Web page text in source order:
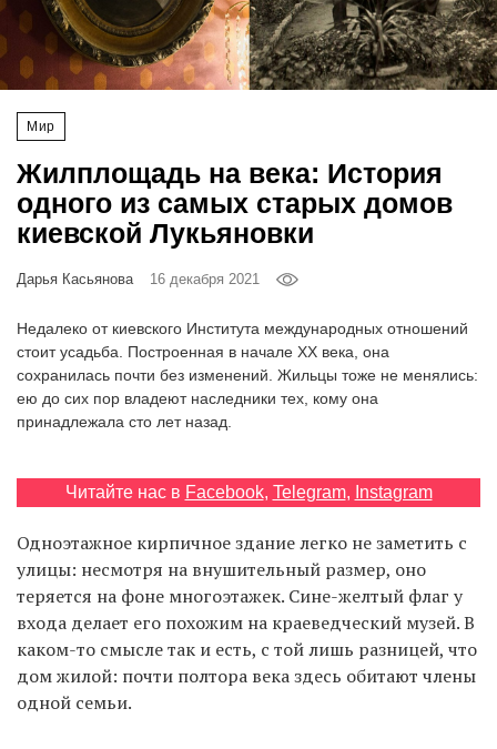
EN
UA
Мир
Жилплощадь на века: История
одного из самых старых домов
киевской Лукьяновки
Дарья Касьянова 16 декабря 2021
Недалеко от киевского Института международных отношений
стоит усадьба. Построенная в начале XX века, она
сохранилась почти без изменений. Жильцы тоже не менялись:
ею до сих пор владеют наследники тех, кому она
принадлежала сто лет назад.
Читайте нас в Facebook, Telegram, Instagram
Одноэтажное кирпичное здание легко не заметить с
улицы: несмотря на внушительный размер, оно
теряется на фоне многоэтажек. Сине-желтый флаг у
входа делает его похожим на краеведческий музей. В
каком-то смысле так и есть, с той лишь разницей, что
дом жилой: почти полтора века здесь обитают члены
одной семьи.